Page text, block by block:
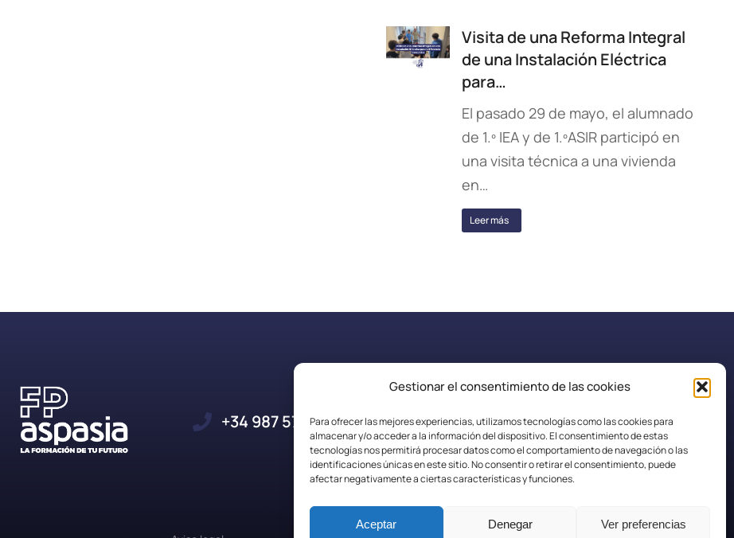
Gestionar el consentimiento de las cookies
Para ofrecer las mejores experiencias, utilizamos tecnologías como las cookies para
almacenar y/o acceder a la información del dispositivo. El consentimiento de estas
tecnologías nos permitirá procesar datos como el comportamiento de navegación o las
identificaciones únicas en este sitio. No consentir o retirar el consentimiento, puede
afectar negativamente a ciertas características y funciones.
Aceptar Denegar Ver preferencias
Visita de una Reforma Integral
de una Instalación Eléctrica
para…
El pasado 29 de mayo, el alumnado
de 1.º IEA y de 1.ºASIR participó en
una visita técnica a una vivienda
en…
Leer más
+34 987 57 23 23 secretaria.efplarobla@fpaspasia.com